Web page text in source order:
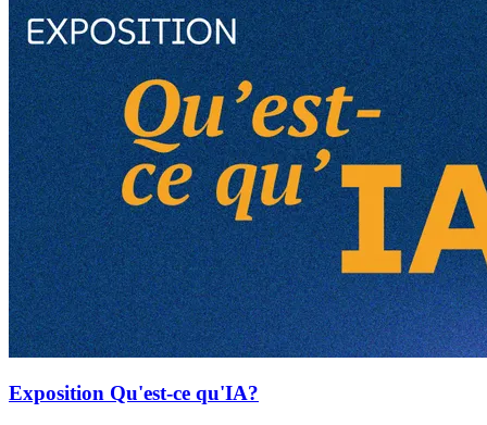
Exposition Qu'est-ce qu'IA?